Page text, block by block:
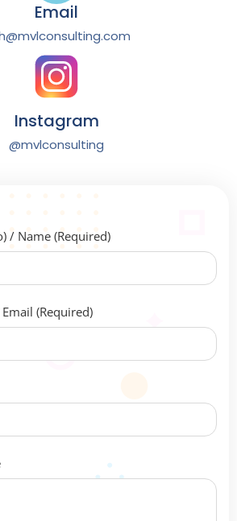
Email
Instagram
@mvlconsulting
/ Name (Required)
(Required)